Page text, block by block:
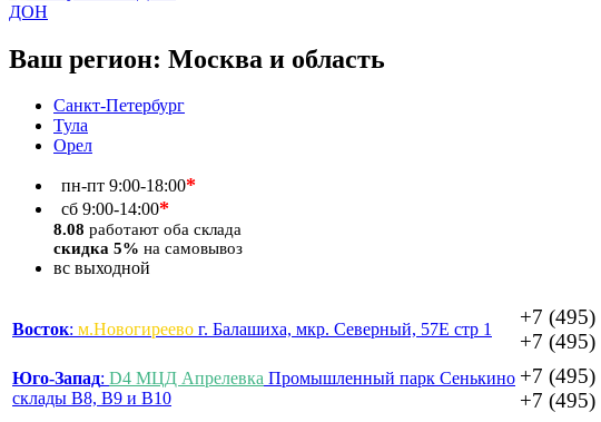
ДОН
Ваш регион: Москва и область
Санкт-Петербург
Тула
Орел
пн-пт 9:00-18:00*
сб 9:00-14:00*
8.08 работают оба склада
скидка 5% на самовывоз
вс выходной
Восток: м.Новогиреево г. Балашиха, мкр. Северный, 57Е стр 1
+7 (495)
+7 (495)
Юго-Запад: D4 МЦД Апрелевка Промышленный парк Сенькино
склады B8, B9 и B10
+7 (495)
+7 (495)